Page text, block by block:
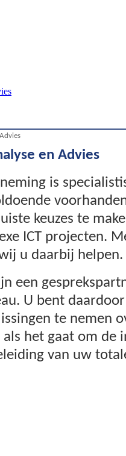
en Advies
is
keuzes te
ICT projecten.
u daarbij helpen.
een
U bent
te nemen
als het gaat om de
van uw